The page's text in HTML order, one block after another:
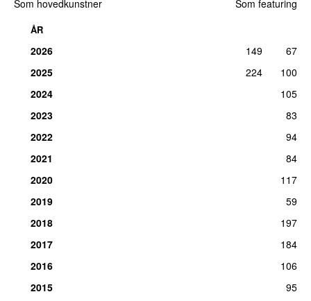
Som hovedkunstner Som featuring
ÅR
2026 149
67
2025
224
100
2024
105
2023
83
2022
94
2021
84
2020
117
2019
59
2018
197
2017
184
2016
106
2015
95